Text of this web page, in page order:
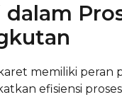
dalam
memiliki peran
efisiensi proses